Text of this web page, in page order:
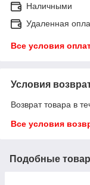
Наличными
Удаленная
Все условия
Условия
Возврат товара в
Все условия
Подобные